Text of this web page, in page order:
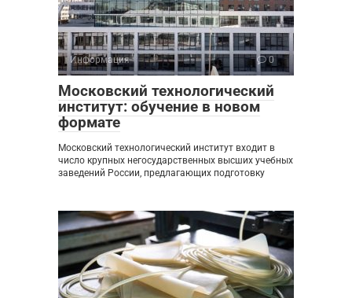
Информация 0
Московский технологический
институт: обучение в новом
формате
Московский технологический институт входит в
число крупных негосударственных высших учебных
заведений России, предлагающих подготовку